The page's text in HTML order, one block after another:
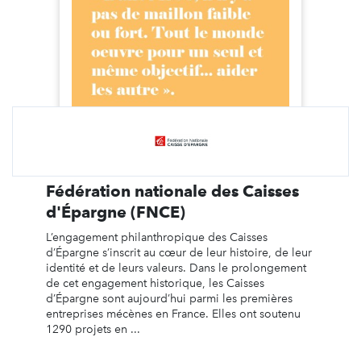
Fédération nationale des Caisses
d'Épargne (FNCE)
L’engagement philanthropique des Caisses
d’Épargne s’inscrit au cœur de leur histoire, de leur
identité et de leurs valeurs. Dans le prolongement
de cet engagement historique, les Caisses
d’Épargne sont aujourd’hui parmi les premières
entreprises mécènes en France. Elles ont soutenu
1290 projets en ...